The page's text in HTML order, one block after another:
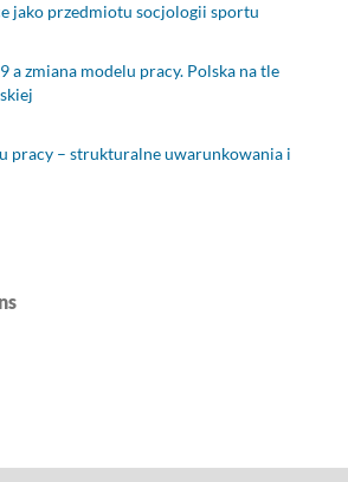
jako przedmiotu socjologii sportu
a zmiana modelu pracy. Polska na tle
pracy – strukturalne uwarunkowania i